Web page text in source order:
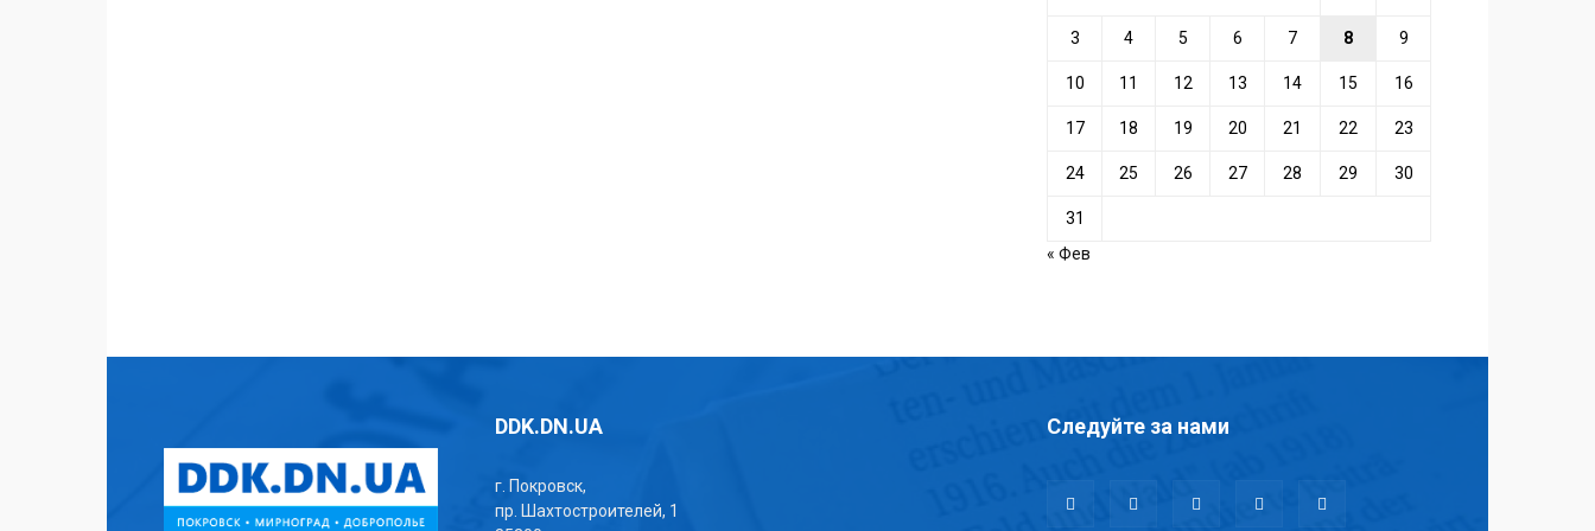
3 4 5 6 7 8 9
10 11 12 13 14 15 16
17 18 19 20 21 22 23
24 25 26 27 28 29 30
31
« Фев
DDK.DN.UA
г. Покровск,
пр. Шахтостроителей, 1
Следуйте за нами